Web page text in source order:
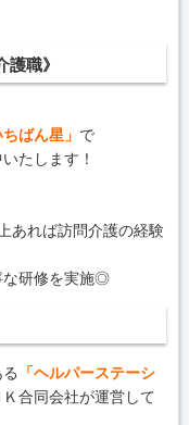
護職》
ばん星」 で
たします！
あれば訪問介護の経験
な研修を実施◎
「ヘルパーステーシ
合同会社が運営して